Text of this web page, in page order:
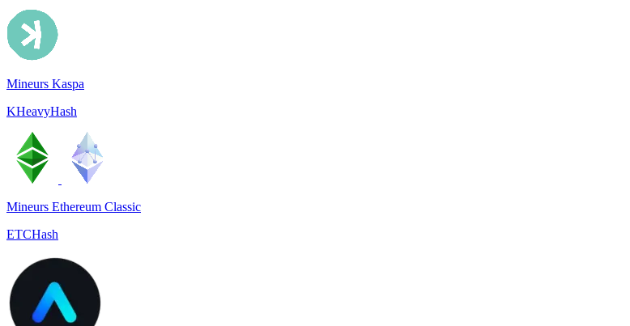
Mineurs Kaspa
KHeavyHash
Mineurs Ethereum Classic
ETCHash